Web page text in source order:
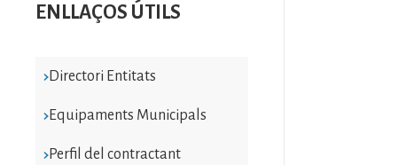
ENLLAÇOS ÚTILS
Directori Entitats
Equipaments Municipals
Perfil del contractant